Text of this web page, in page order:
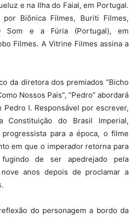
e na Ilha do Faial, em Portugal.
Biônica Filmes, Buriti Filmes,
Som e a Fúria (Portugal), em
Filmes. A Vitrine Filmes assina a
da diretora dos premiados “Bicho
Nossos Pais”, “Pedro” abordará
Pedro I. Responsável por escrever,
Constituição do Brasil Imperial,
para a época, o filme
em que o imperador retorna para
de ser apedrejado pela
nove anos depois de proclamar a
do personagem a bordo da